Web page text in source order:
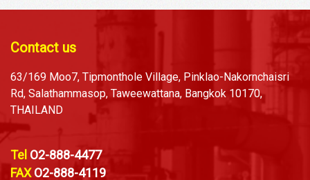
Contact us
63/169 Moo7, Tipmonthole Village, Pinklao-Nakornchaisri
Rd, Salathammasop, Taweewattana, Bangkok 10170,
THAILAND
Tel O2-888-4477
FAXO2-888-4119